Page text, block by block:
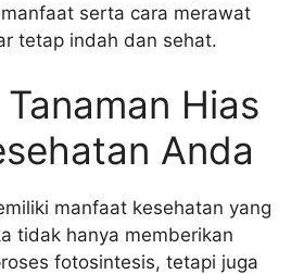
serta cara merawat
tetap indah dan sehat.
Hias
Anda
manfaat kesehatan yang
tidak hanya memberikan
fotosintesis, tetapi juga